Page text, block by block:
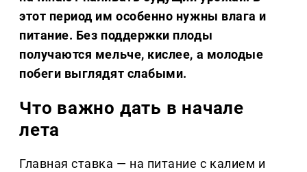
этот период им особенно нужны влага и
питание. Без поддержки плоды
получаются мельче, кислее, а молодые
побеги выглядят слабыми.
Что важно дать в начале
лета
Главная ставка — на питание с калием и